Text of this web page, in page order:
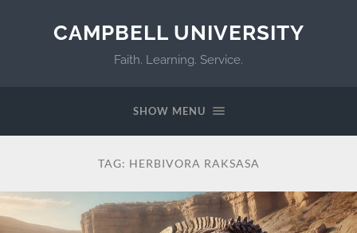
CAMPBELL UNIVERSITY
Faith. Learning. Service.
SHOW MENU
TAG: HERBIVORA RAKSASA